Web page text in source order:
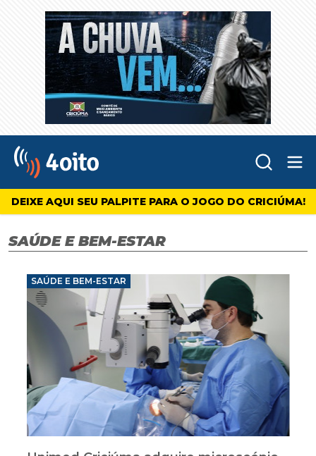
4oito
DEIXE AQUI SEU PALPITE PARA O JOGO DO CRICIÚMA!
SAÚDE E BEM-ESTAR
SAÚDE E BEM-ESTAR